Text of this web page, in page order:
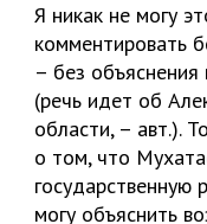
Я никак не могу
комментировать
– без объяснения
(речь идет об
области, – авт.).
о том, что
государственную
могу объяснить